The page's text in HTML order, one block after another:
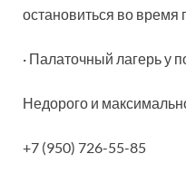
остановиться во время
· Палаточный лагерь у
Недорого и
+7 (950) 726-55-85